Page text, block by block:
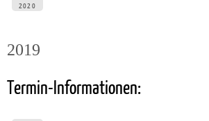
2020
2019
Termin-Informationen: